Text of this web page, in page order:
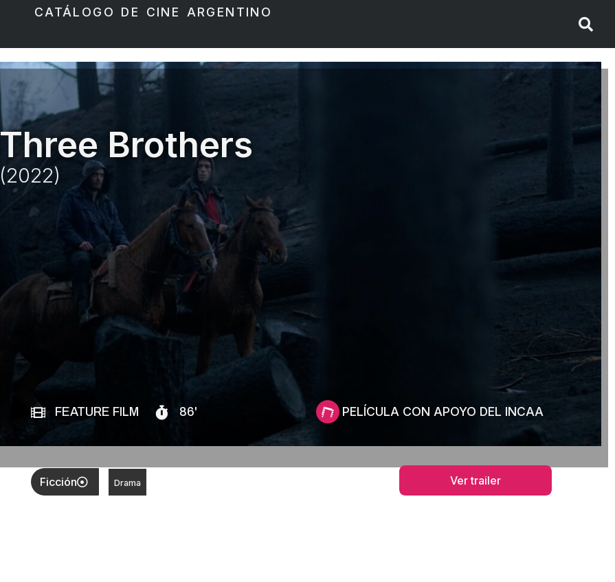
CATÁLOGO DE CINE ARGENTINO
Three Brothers
(2022)
FEATURE FILM 86' PELÍCULA CON APOYO DEL INCAA
Ficción Drama Ver trailer